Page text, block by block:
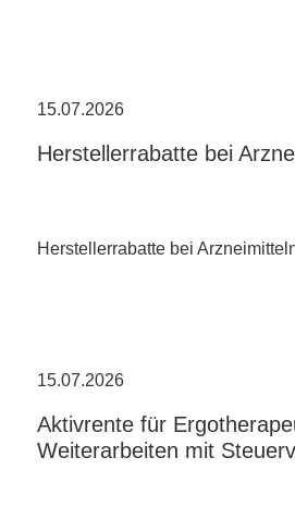
15.07.2026
Herstellerrabatte bei
Herstellerrabatte bei
15.07.2026
Aktivrente für
Weiterarbeiten mit